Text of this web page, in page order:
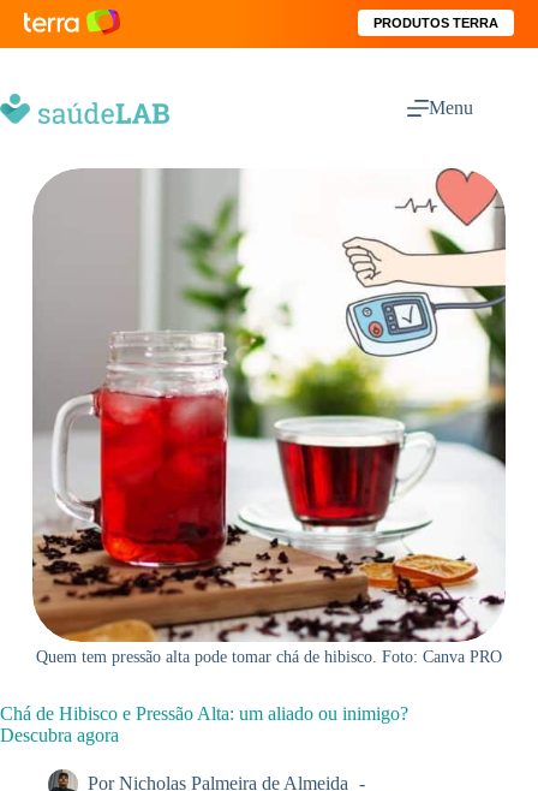
PRODUTOS TERRA
Menu
Quem tem pressão alta pode tomar chá de hibisco. Foto: Canva PRO
Chá de Hibisco e Pressão Alta: um aliado ou inimigo?
Descubra agora
Por Nicholas Palmeira de Almeida